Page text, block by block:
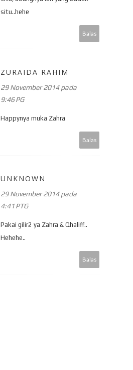
situ..hehe
Balas
ZURAIDA RAHIM
29 November 2014 pada
9:46 PG
Happynya muka Zahra
Balas
UNKNOWN
29 November 2014 pada
4:41 PTG
Pakai gilir2 ya Zahra & Qhaliff..
Hehehe..
Balas